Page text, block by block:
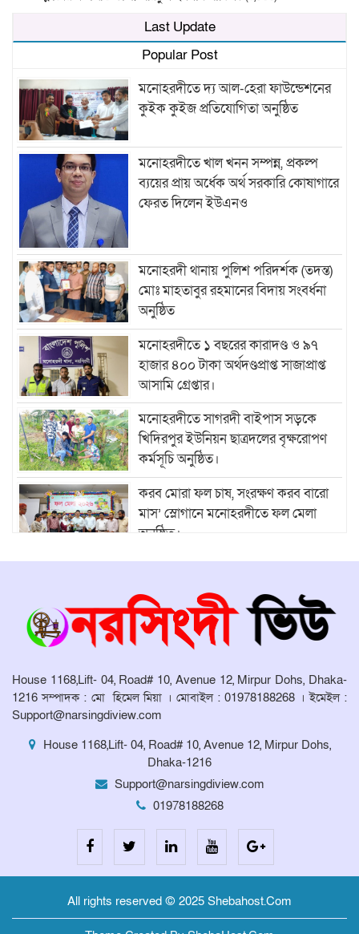
Last Update
Popular Post
মনোহরদীতে দ্য আল-হেরা ফাউন্ডেশনের
কুইক কুইজ প্রতিযোগিতা অনুষ্ঠিত
মনোহরদীতে খাল খনন সম্পন্ন, প্রকল্প
ব্যয়ের প্রায় অর্ধেক অর্থ সরকারি কোষাগারে
ফেরত দিলেন ইউএনও
মনোহরদী থানায় পুলিশ পরিদর্শক (তদন্ত)
মোঃ মাহতাবুর রহমানের বিদায় সংবর্ধনা
অনুষ্ঠিত
মনোহরদীতে ১ বছরের কারাদণ্ড ও ৯৭
হাজার ৪০০ টাকা অর্থদণ্ডপ্রাপ্ত সাজাপ্রাপ্ত
আসামি গ্রেপ্তার।
মনোহরদীতে সাগরদী বাইপাস সড়কে
খিদিরপুর ইউনিয়ন ছাত্রদলের বৃক্ষরোপণ
কর্মসূচি অনুষ্ঠিত।
করব মোরা ফল চাষ, সংরক্ষণ করব বারো
মাস’ স্লোগানে মনোহরদীতে ফল মেলা
অনুষ্ঠিত।
দুর্ভোগে কয়েকটি পরিবার
মনোহরদীতে মেধাবী শিক্ষার্থীদের বৃত্তি
মনোহরদীর চর আহাম্মদপুরে পানিবন্দি
মানুষের সংবাদ প্রকাশের জেরে সাংবাদিক
লাঞ্ছিতের অভিযোগ।
মনোহরদীতে উপজেলা দুর্যোগ ব্যবস্থাপনা
কমিটির সভা অনুষ্ঠিত
House 1168,Lift- 04, Road# 10, Avenue 12, Mirpur Dohs, Dhaka-
1216 সম্পাদক : মো হিমেল মিয়া । মোবাইল : 01978188268 । ইমেইল :
Support@narsingdiview.com
House 1168,Lift- 04, Road# 10, Avenue 12, Mirpur Dohs,
Dhaka-1216
Support@narsingdiview.com
01978188268
All rights reserved © 2025 Shebahost.Com